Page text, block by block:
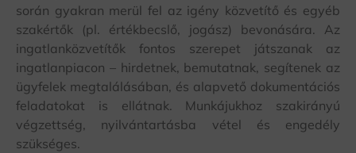
során gyakran merül fel az igény közvetítő és egyéb
szakértők (pl. értékbecslő, jogász) bevonására. Az
ingatlanközvetítők fontos szerepet játszanak az
ingatlanpiacon – hirdetnek, bemutatnak, segítenek az
ügyfelek megtalálásában, és alapvető dokumentációs
feladatokat is ellátnak. Munkájukhoz szakirányú
végzettség, nyilvántartásba vétel és engedély
szükséges.